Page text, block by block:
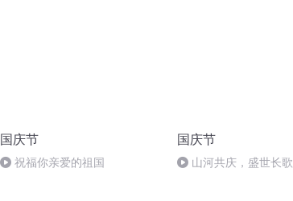
国庆节
祝福你亲爱的祖国
国庆节
山河共庆，盛世长歌